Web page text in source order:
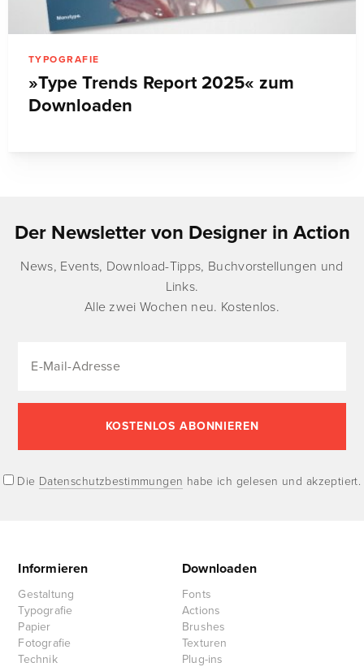
TYPOGRAFIE
»Type Trends Report 2025« zum
Downloaden
Der Newsletter von Designer in Action
News, Events, Download-Tipps, Buchvorstellungen und
Links.
Alle zwei Wochen neu. Kostenlos.
Die Datenschutzbestimmungen habe ich gelesen und akzeptiert.
Informieren
Gestaltung
Typografie
Papier
Fotografie
Technik
Downloaden
Fonts
Actions
Brushes
Texturen
Plug-ins